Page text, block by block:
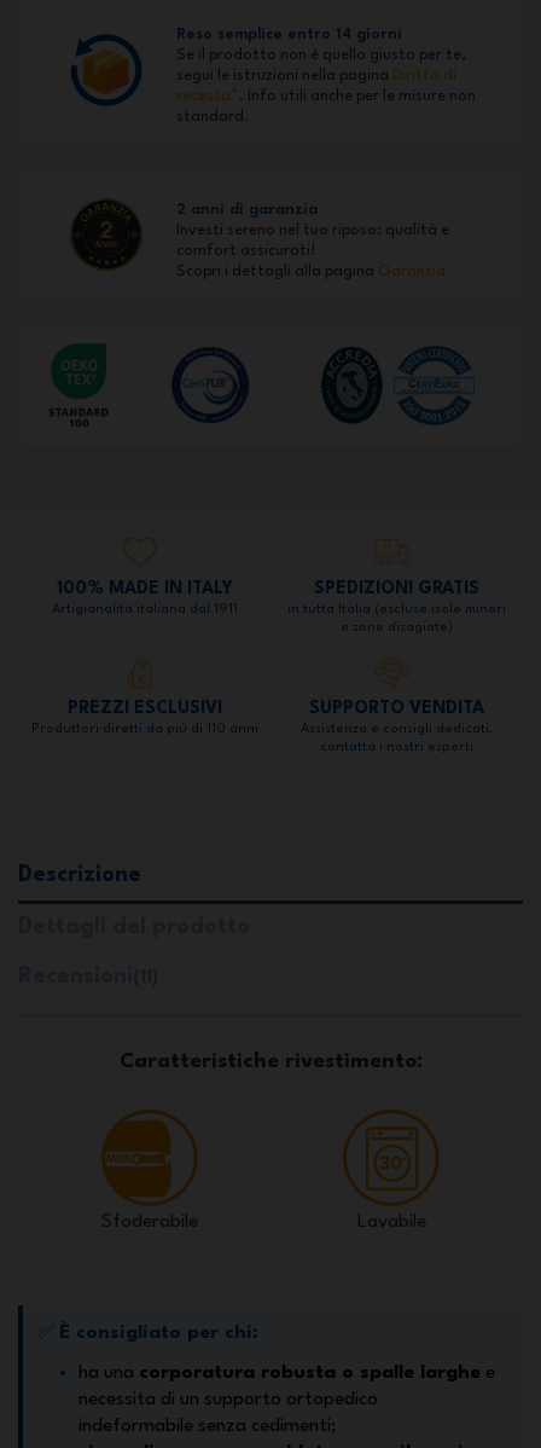
Reso semplice entro 14 giorni
Se il prodotto non è quello giusto per te,
segui le istruzioni nella pagina Diritto di
recesso* . Info utili anche per le misure non
standard.
2 anni di garanzia
Investi sereno nel tuo riposo: qualità e
comfort assicurati!
Scopri i dettagli alla pagina Garanzia
100% MADE IN ITALY
Artigianalità italiana dal 1911
SPEDIZIONI GRATIS
in tutta Italia (escluse isole minori
e zone disagiate)
PREZZI ESCLUSIVI
Produttori diretti da più di 110 anni
SUPPORTO VENDITA
Assistenza e consigli dedicati,
contatta i nostri esperti
Descrizione
Caratteristiche rivestimento:
Sfoderabile Lavabile
È consigliato per chi:
ha una corporatura robusta o spalle larghe e
necessita di un supporto ortopedico
indeformabile senza cedimenti;